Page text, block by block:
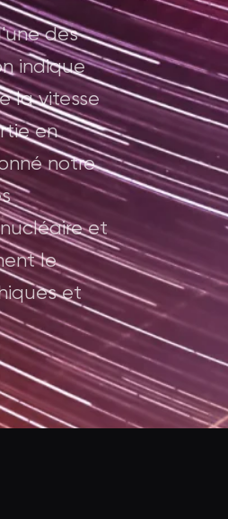
des
indique
la vitesse
en
notre
et
le
et